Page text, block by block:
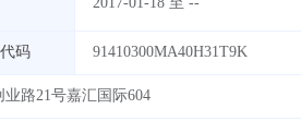
码 91410300MA40H31T9K
路21号嘉汇国际604